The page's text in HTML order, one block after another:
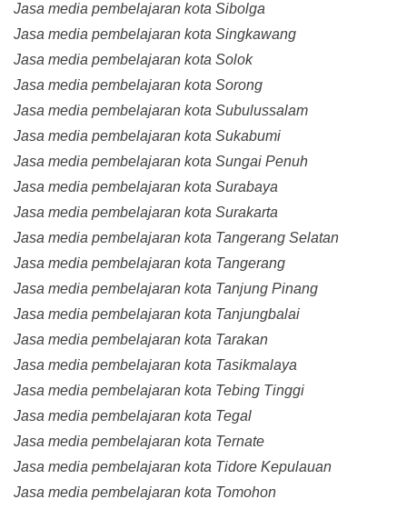
Jasa media pembelajaran kota Sibolga
Jasa media pembelajaran kota Singkawang
Jasa media pembelajaran kota Solok
Jasa media pembelajaran kota Sorong
Jasa media pembelajaran kota Subulussalam
Jasa media pembelajaran kota Sukabumi
Jasa media pembelajaran kota Sungai Penuh
Jasa media pembelajaran kota Surabaya
Jasa media pembelajaran kota Surakarta
Jasa media pembelajaran kota Tangerang Selatan
Jasa media pembelajaran kota Tangerang
Jasa media pembelajaran kota Tanjung Pinang
Jasa media pembelajaran kota Tanjungbalai
Jasa media pembelajaran kota Tarakan
Jasa media pembelajaran kota Tasikmalaya
Jasa media pembelajaran kota Tebing Tinggi
Jasa media pembelajaran kota Tegal
Jasa media pembelajaran kota Ternate
Jasa media pembelajaran kota Tidore Kepulauan
Jasa media pembelajaran kota Tomohon